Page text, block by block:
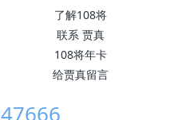
了解108将
联系 贾真
108将年卡
给贾真留言